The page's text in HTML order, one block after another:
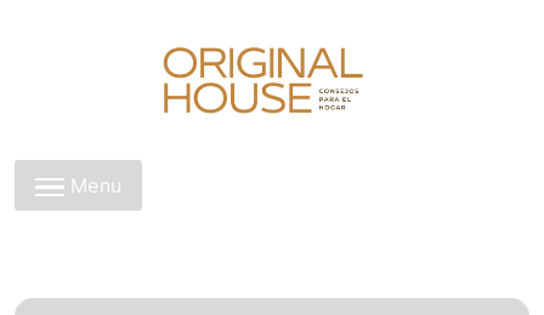
Original House
Menu